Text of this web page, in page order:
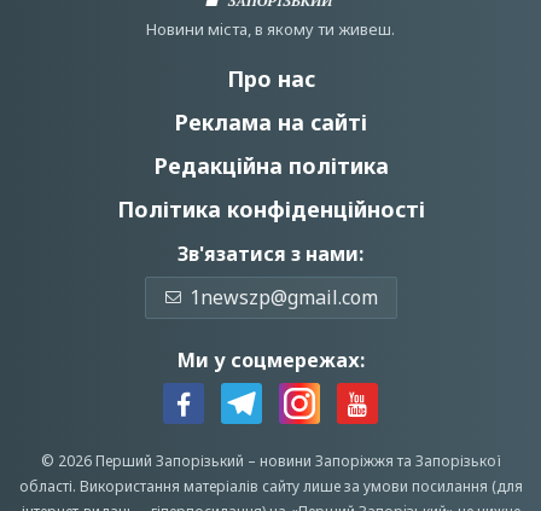
Новини мiста, в якому ти живеш.
Про нас
Реклама на сайті
Редакційна політика
Політика конфіденційності
Зв'язатися з нами:
1newszp@gmail.com
Ми у соцмережах:
© 2026 Перший Запорізький – новини Запоріжжята Запорізької
області. Використання матеріалів сайту лише за умови посилання (для